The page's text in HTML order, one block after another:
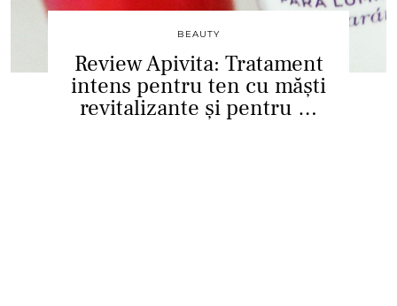
BEAUTY
Review Apivita: Tratament
intens pentru ten cu măști
revitalizante și pentru …